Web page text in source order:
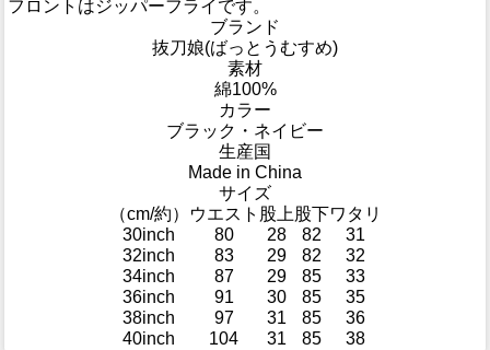
フロントはジッパーフライです。
ブランド
抜刀娘(ばっとうむすめ)
素材
綿100%
カラー
ブラック・ネイビー
生産国
Made in China
サイズ
（cm/約）
ウエスト 股上股下 ワタリ
30inch
80 28 82
31
32inch
83 29 82
32
34inch
87 29 85
33
36inch
91 30 85
35
38inch
97 31 85
36
40inch
104 31 85 38